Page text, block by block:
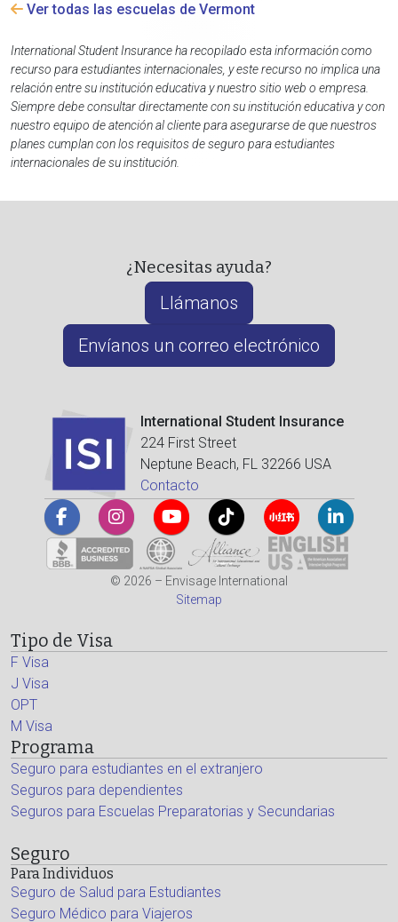
Ver todas las escuelas de Vermont
International Student Insurance ha recopilado esta información como
recurso para estudiantes internacionales, y este recurso no implica una
relación entre su institución educativa y nuestro sitio web o empresa.
Siempre debe consultar directamente con su institución educativa y con
nuestro equipo de atención al cliente para asegurarse de que nuestros
planes cumplan con los requisitos de seguro para estudiantes
internacionales de su institución.
¿Necesitas ayuda?
Llámanos
Envíanos un correo electrónico
International Student Insurance
224 First Street
Neptune Beach, FL 32266 USA
Contacto
© 2026 – Envisage International
Sitemap
Tipo de Visa
F Visa
J Visa
OPT
M Visa
Programa
Seguro para estudiantes en el extranjero
Seguros para dependientes
Seguros para Escuelas Preparatorias y Secundarias
Seguro
Para Individuos
Seguro de Salud para Estudiantes
Seguro Médico para Viajeros